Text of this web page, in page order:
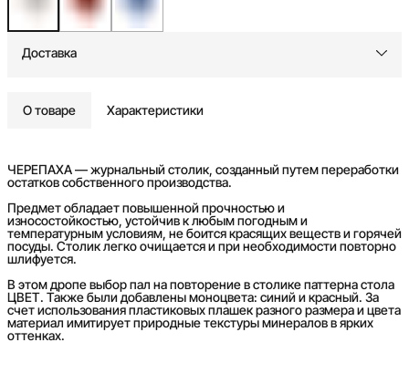
Доставка
О товаре Характеристики
ЧЕРЕПАХА — журнальный столик, созданный путем переработки
остатков собственного производства.
Предмет обладает повышенной прочностью и
износостойкостью, устойчив к любым погодным и
температурным условиям, не боится красящих веществ и горячей
посуды. Столик легко очищается и при необходимости повторно
шлифуется.
В этом дропе выбор пал на повторение в столике паттерна стола
ЦВЕТ. Также были добавлены моноцвета: синий и красный. За
счет использования пластиковых плашек разного размера и цвета
материал имитирует природные текстуры минералов в ярких
оттенках.